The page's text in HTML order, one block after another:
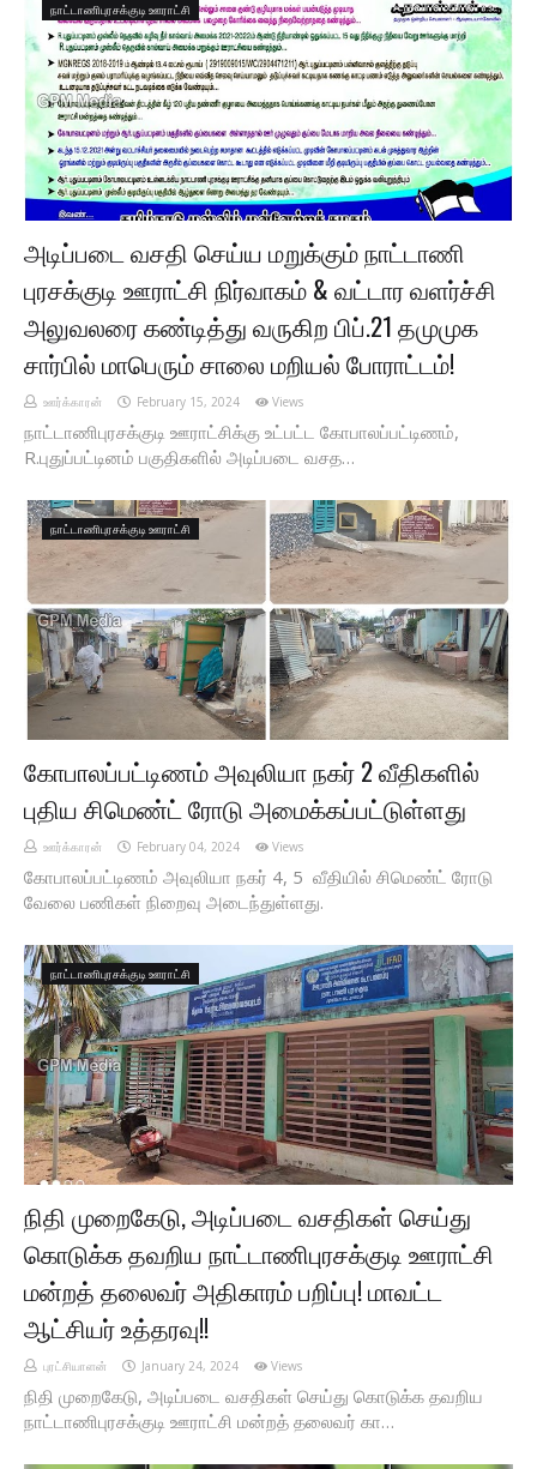
நாட்டாணிபுரசக்குடி ஊராட்சி
அடிப்படை வசதி செய்ய மறுக்கும் நாட்டாணி
புரசக்குடி ஊராட்சி நிர்வாகம் & வட்டார வளர்ச்சி
அலுவலரை கண்டித்து வருகிற பிப்.21 தமுமுக
சார்பில் மாபெரும் சாலை மறியல் போராட்டம்!
ஊர்க்காரன் February 15, 2024 Views
நாட்டாணிபுரசக்குடி ஊராட்சிக்கு உட்பட்ட கோபாலப்பட்டிணம்,
R.புதுப்பட்டினம் பகுதிகளில் அடிப்படை வசத…
நாட்டாணிபுரசக்குடி ஊராட்சி
கோபாலப்பட்டிணம் அவுலியா நகர் 2 வீதிகளில்
புதிய சிமெண்ட் ரோடு அமைக்கப்பட்டுள்ளது
ஊர்க்காரன் February 04, 2024 Views
கோபாலப்பட்டிணம் அவுலியா நகர் 4, 5 வீதியில் சிமெண்ட் ரோடு
வேலை பணிகள் நிறைவு அடைந்துள்ளது.
நாட்டாணிபுரசக்குடி ஊராட்சி
நிதி முறைகேடு, அடிப்படை வசதிகள் செய்து
கொடுக்க தவறிய நாட்டாணிபுரசக்குடி ஊராட்சி
மன்றத் தலைவர் அதிகாரம் பறிப்பு! மாவட்ட
ஆட்சியர் உத்தரவு!!
புரட்சியாளன் January 24, 2024 Views
நிதி முறைகேடு, அடிப்படை வசதிகள் செய்து கொடுக்க தவறிய
நாட்டாணிபுரசக்குடி ஊராட்சி மன்றத் தலைவர் கா…